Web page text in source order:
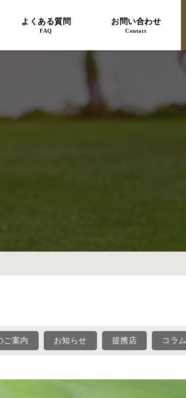
よくある質問
FAQ
お問い合わせ
Contact
ご案内 お知らせ 提携店 コラム